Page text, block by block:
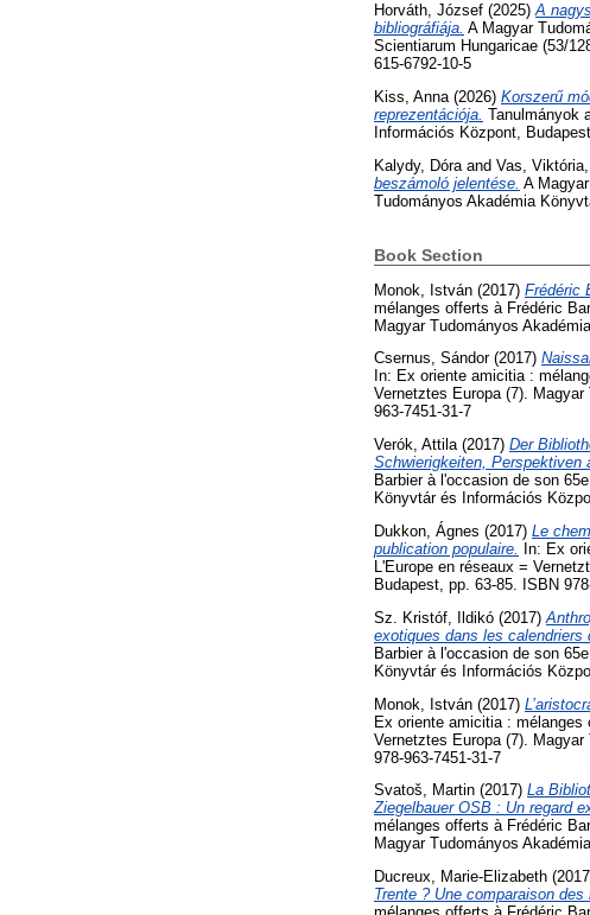
Horváth, József (2025)A
bibliográfiája. A Magyar
Scientiarum Hungaricae (53/
615-6792-10-5
Kiss, Anna(2026) Korszerű
reprezentációja. Tanulmányok
Információs Központ,
Kalydy, Dóra and Vas, Viktória
beszámoló jelentése. A
Tudományos Akadémia
Book Section
Monok, István (2017) Frédéric
mélanges offerts à Frédéric
Magyar Tudományos
Csernus, Sándor(2017)
In: Ex oriente amicitia :
Vernetztes Europa (7).
963-7451-31-7
Verók, Attila(2017) Der
Schwierigkeiten, Perspektiven
Barbier à l'occasion de son
Könyvtár és Információs
Dukkon, Ágnes (2017) Le
publication populaire.
In: Ex
L'Europe en réseaux =
Budapest, pp. 63-85. ISBN
Sz. Kristóf, Ildikó (2017)
exotiques dans les calendriers
Barbier à l'occasion de son
Könyvtár és Információs
Monok, István (2017)
Ex oriente amicitia : mélanges
Vernetztes Europa (7).
978-963-7451-31-7
Svatoš, Martin (2017) La
Ziegelbauer OSB : Un regard
mélanges offerts à Frédéric
Magyar Tudományos
Ducreux, Marie-Elizabeth
Trente ? Une comparaison